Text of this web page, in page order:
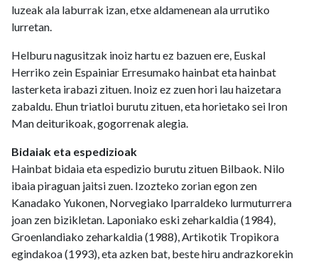
luzeak ala laburrak izan, etxe aldamenean ala urrutiko
lurretan.
Helburu nagusitzak inoiz hartu ez bazuen ere, Euskal
Herriko zein Espainiar Erresumako hainbat eta hainbat
lasterketa irabazi zituen. Inoiz ez zuen hori lau haizetara
zabaldu. Ehun triatloi burutu zituen, eta horietako sei Iron
Man deiturikoak, gogorrenak alegia.
Bidaiak eta espedizioak
Hainbat bidaia eta espedizio burutu zituen Bilbaok. Nilo
ibaia piraguan jaitsi zuen. Izozteko zorian egon zen
Kanadako Yukonen, Norvegiako Iparraldeko lurmuturrera
joan zen bizikletan. Laponiako eski zeharkaldia (1984),
Groenlandiako zeharkaldia (1988), Artikotik Tropikora
egindakoa (1993), eta azken bat, beste hiru andrazkorekin